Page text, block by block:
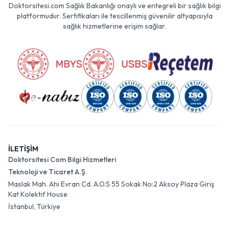
Doktorsitesi.com Sağlık Bakanlığı onaylı ve entegreli bir sağlık bilgi
platformudur. Sertifikaları ile tescillenmiş güvenilir altyapısıyla
sağlık hizmetlerine erişim sağlar.
İLETİŞİM
Doktorsitesi Com Bilgi Hizmetleri
Teknoloji ve Ticaret A.Ş.
Maslak Mah. Ahi Evran Cd. A.O.S 55 Sokak No:2 Aksoy Plaza Giriş
Kat Kolektif House
İstanbul, Türkiye